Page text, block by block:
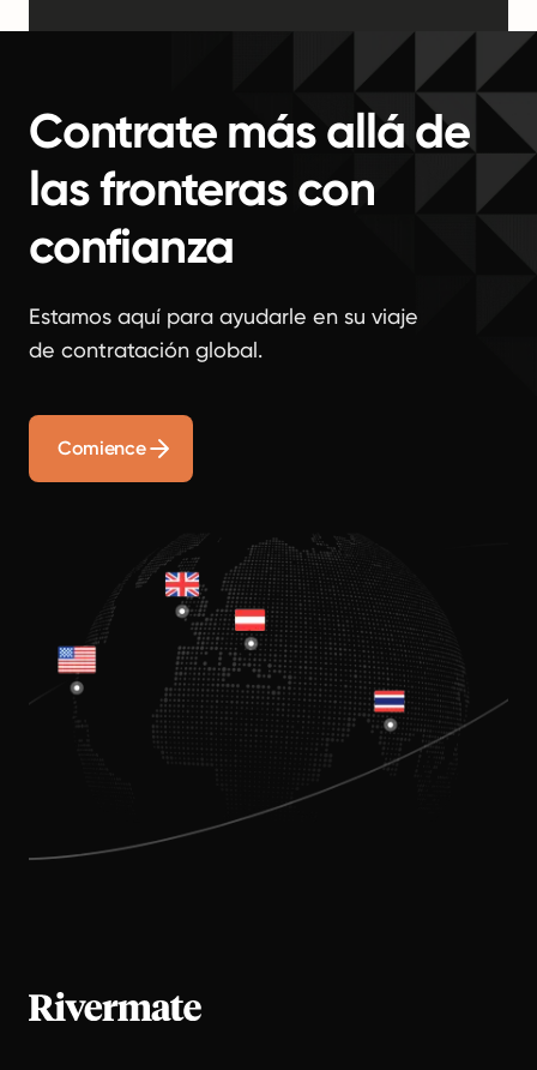
Contrate más allá de
las fronteras con
confianza
Estamos aquí para ayudarle en su viaje
de contratación global.
Comience